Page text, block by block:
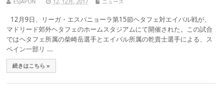
12月9日、リーガ・エスパニョーラ第15節ヘタフェ対エイバル戦が、
マドリード郊外ヘタフェのホームスタジアムにて開催された。この試合
ではヘタフェ所属の柴崎岳選手とエイバル所属の乾貴士選手による、ス
ペイン一部リ ...
続きはこちら »